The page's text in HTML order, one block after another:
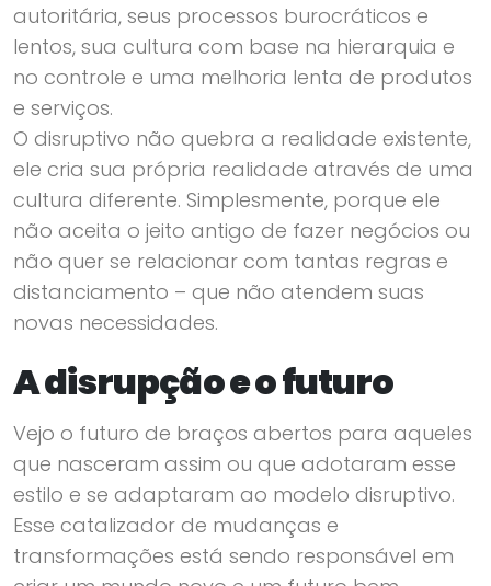
autoritária, seus processos burocráticos e
lentos, sua cultura com base na hierarquia e
no controle e uma melhoria lenta de produtos
e serviços.
O disruptivo não quebra a realidade existente,
ele cria sua própria realidade através de uma
cultura diferente. Simplesmente, porque ele
não aceita o jeito antigo de fazer negócios ou
não quer se relacionar com tantas regras e
distanciamento – que não atendem suas
novas necessidades.
A disrupção e o futuro
Vejo o futuro de braços abertos para aqueles
que nasceram assim ou que adotaram esse
estilo e se adaptaram ao modelo disruptivo.
Esse catalizador de mudanças e
transformações está sendo responsável em